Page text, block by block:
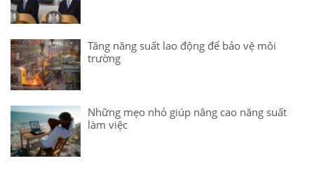
Tăng năng suất lao động để bảo vệ môi
trường
Những mẹo nhỏ giúp nâng cao năng suất
làm việc